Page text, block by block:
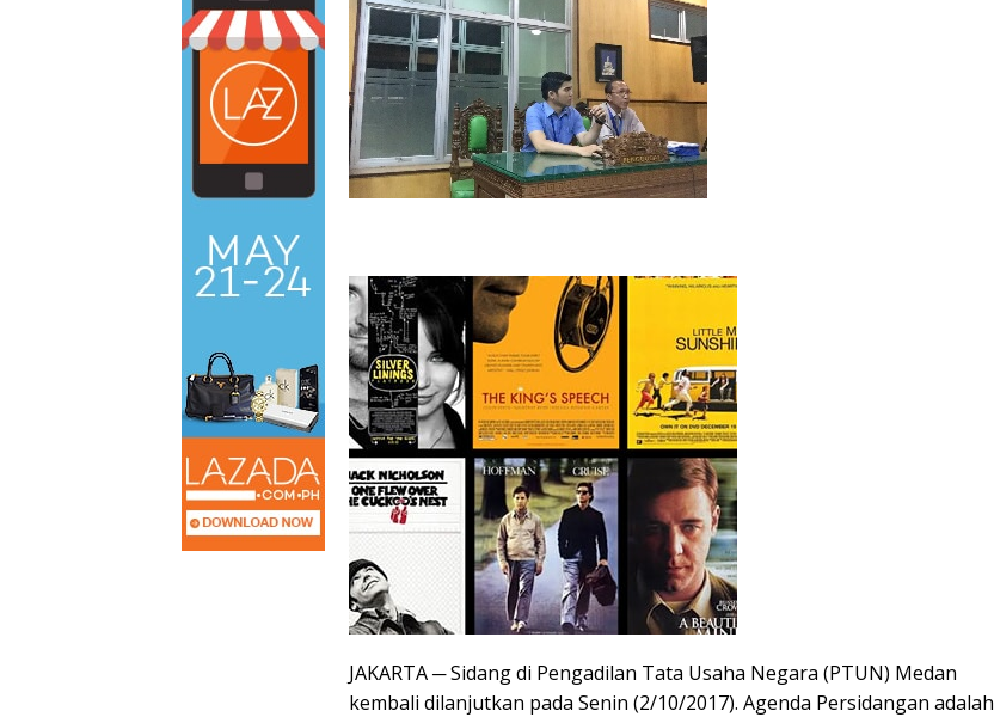
JAKARTA ─ Sidang di Pengadilan Tata Usaha Negara (PTUN) Medan
kembali dilanjutkan pada Senin (2/10/2017). Agenda Persidangan adalah